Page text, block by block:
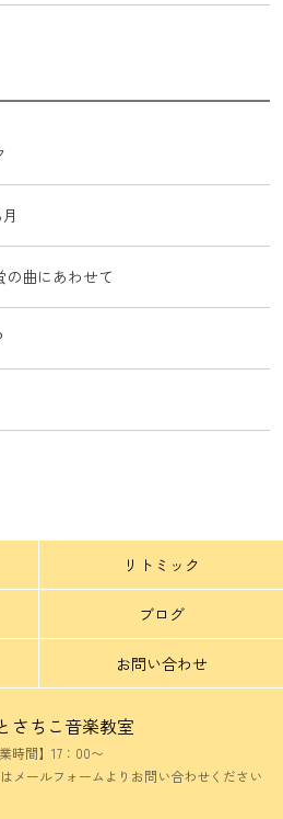
曲にあわせて
リトミック
ブログ
お問い合わせ
さちこ音楽教室
業時間】17：00〜
メールフォームよりお問い合わせください